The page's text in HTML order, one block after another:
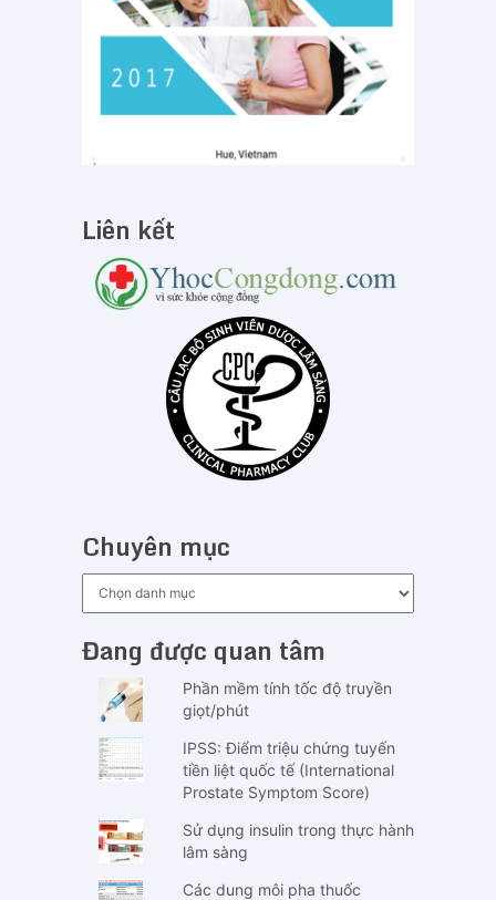
Liên kết
Chuyên mục
Đang được quan tâm
Phần mềm tính tốc độ truyền
giọt/phút
IPSS: Điểm triệu chứng tuyến
tiền liệt quốc tế (International
Prostate Symptom Score)
Sử dụng insulin trong thực hành
lâm sàng
Các dung môi pha thuốc